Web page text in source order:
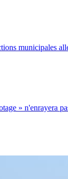
municipales
» n'enrayera